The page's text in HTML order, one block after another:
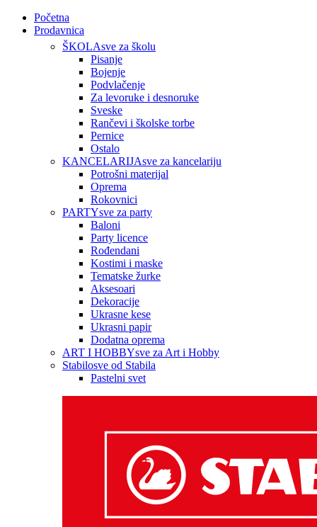
Početna
Prodavnica
ŠKOLAsve za školu
Pisanje
Bojenje
Podvlačenje
Za levoruke i desnoruke
Sveske
Rančevi i školske torbe
Pernice
Ostalo
KANCELARIJAsve za kancelariju
Potrošni materijal
Oprema
Rokovnici
PARTYsve za party
Baloni
Party licence
Rođendani
Kostimi i maske
Tematske žurke
Aksesoari
Dekoracije
Ukrasne kese
Ukrasni papir
Dodatna oprema
ART I HOBBYsve za Art i Hobby
Stabilosve od Stabila
Pastelni svet